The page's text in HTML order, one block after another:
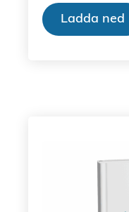
Ladda ned